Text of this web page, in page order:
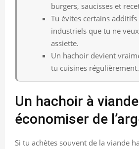
burgers, saucisses et
Tu évites certains
industriels que tu ne
assiette.
Un hachoir devient
tu cuisines régulièrement.
Un hachoir à
économiser de
Si tu achètes souvent de la viande